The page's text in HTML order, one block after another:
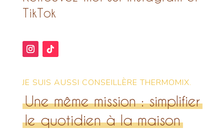
TikTok
JE SUIS AUSSI CONSEILLÈRE THERMOMIX.
Une même mission : simplifier
le quotidien à la maison